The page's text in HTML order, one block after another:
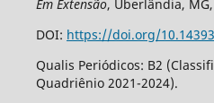
Em Extensão, Uberlândia,
DOI: https://doi.org/
Qualis Periódicos: B2
Quadriênio 2021-2024).